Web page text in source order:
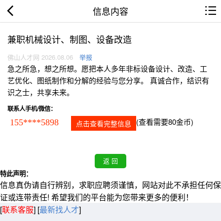
信息内容
兼职机械设计、制图、设备改造
佛山人才网 2026.08.06 举报
急之所急，想之所想。愿把本人多年非标设备设计、改造、工
艺优化、图纸制作和分解的经验与您分享。 真诚合作，结识有
识之士，共享未来。
联系人手机/微信：
155****5898 点击查看完整信息 (查看需要80金币)
特此声明：
信息真伪请自行辨别，求职应聘须谨慎，网站对此不承担任何保
证或连带责任! 希望我们的平台能为您带来更多的便利！
[联系客服] [最新找人才]